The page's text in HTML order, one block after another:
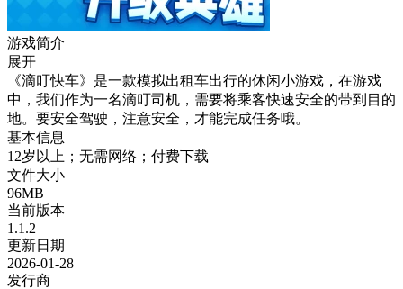
游戏简介
展开
《滴叮快车》是一款模拟出租车出行的休闲小游戏，在游戏
中，我们作为一名滴叮司机，需要将乘客快速安全的带到目的
地。要安全驾驶，注意安全，才能完成任务哦。
基本信息
12岁以上；无需网络；付费下载
文件大小
96MB
当前版本
1.1.2
更新日期
2026-01-28
发行商